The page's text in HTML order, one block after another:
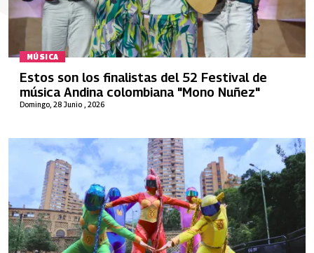
MÚSICA
Domingo, 28 Junio , 2026
Estos son los finalistas del 52 Festival de
música Andina colombiana "Mono Nuñez"